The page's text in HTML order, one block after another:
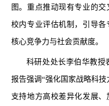
图。重点推动现有专业的
校内专业评估机制，引导
核心竞争力与社会贡献度。
科研处处长李伯华教授
报告强调“强化国家战略科
支持地方高校差异化发展